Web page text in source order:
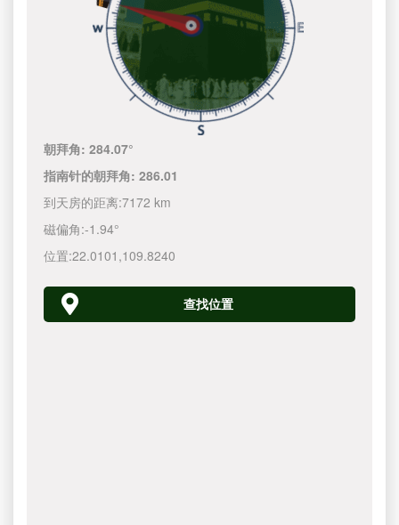
朝拜角:284.07°
指南针的朝拜角:286.01
到天房的距离:7172 km
磁偏角:-1.94°
位置:22.0101 ,109.8240
查找位置